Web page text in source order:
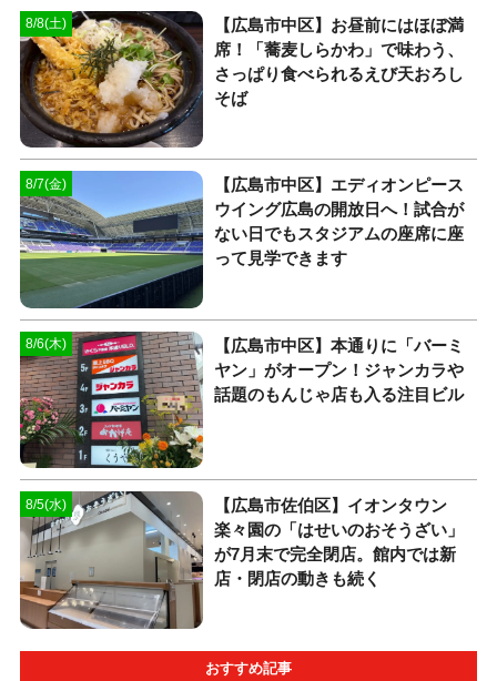
8/8(土)
【広島市中区】お昼前にはほぼ満
席！「蕎麦しらかわ」で味わう、
さっぱり食べられるえび天おろし
そば
8/7(金)
【広島市中区】エディオンピース
ウイング広島の開放日へ！試合が
ない日でもスタジアムの座席に座
って見学できます
8/6(木)
【広島市中区】本通りに「バーミ
ヤン」がオープン！ジャンカラや
話題のもんじゃ店も入る注目ビル
8/5(水)
【広島市佐伯区】イオンタウン
楽々園の「はせいのおそうざい」
が7月末で完全閉店。館内では新
店・閉店の動きも続く
おすすめ記事